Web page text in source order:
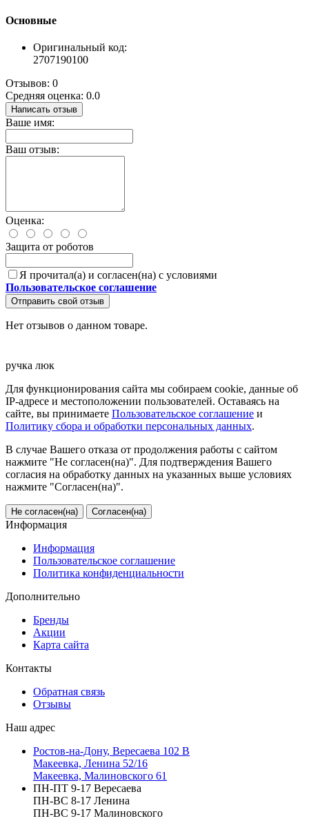
Основные
Оригинальный код:
2707190100
Отзывов: 0
Средняя оценка: 0.0
Написать отзыв
Ваше имя:
Ваш отзыв:
Оценка:
Защита от роботов
Я прочитал(а) и согласен(на) с условиями
Пользовательское соглашение
Отправить свой отзыв
Нет отзывов о данном товаре.
ручка люк
Для функционирования сайта мы собираем cookie, данные об
IP-адресе и местоположении пользователей. Оставаясь на
сайте, вы принимаете Пользовательское соглашение и
Политику сбора и обработки персональных данных.
В случае Вашего отказа от продолжения работы с сайтом
нажмите "Не согласен(на)". Для подтверждения Вашего
согласия на обработку данных на указанных выше условиях
нажмите "Согласен(на)".
Не согласен(на) Согласен(на)
Информация
Информация
Пользовательское соглашение
Политика конфиденциальности
Дополнительно
Бренды
Акции
Карта сайта
Контакты
Обратная связь
Отзывы
Наш адрес
Ростов-на-Дону, Вересаева 102 В
Макеевка, Ленина 52/16
Макеевка, Малиновского 61
ПН-ПТ 9-17 Вересаева
ПН-ВС 8-17 Ленина
ПН-ВС 9-17 Малиновского